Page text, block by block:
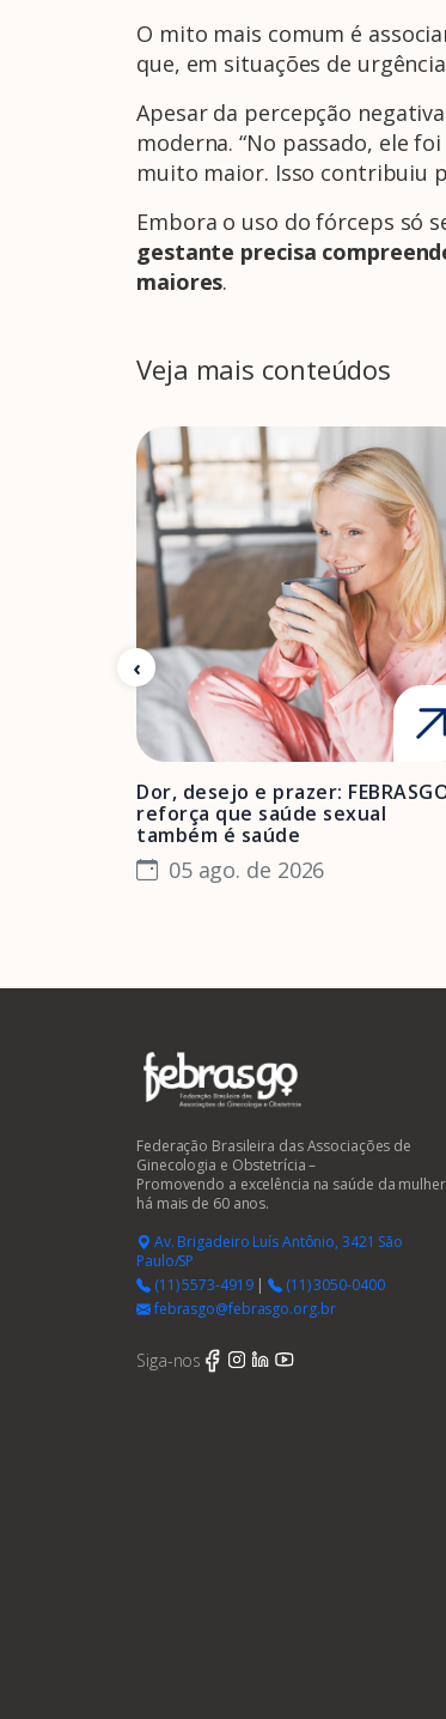
O mito mais comum é
que, em situações de
Apesar da percepção
moderna. “No passado, ele
muito maior. Isso contribuiu
Embora o uso do fórceps só
gestante precisa
maiores.
Veja mais conteúdos
Dor, desejo e prazer:
reforça que saúde sexual
também é saúde
05 ago. de 2026
Federação Brasileira das Associações de
Ginecologia e Obstetrícia –
Promovendo a excelência na saúde da mulher
há mais de 60 anos.
Av. Brigadeiro Luís Antônio, 3421 São
Paulo/SP
(11) 5573-4919|
(11) 3050-0400
febrasgo@febrasgo.org.br
Siga-nos